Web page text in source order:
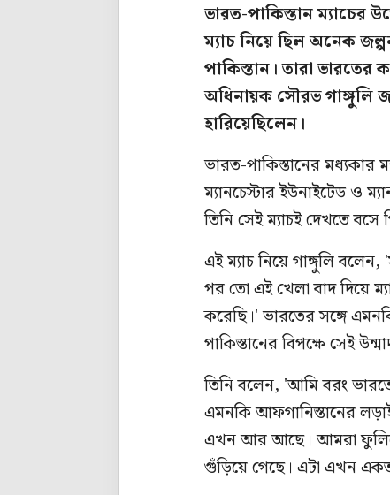
ভারত-পাকিস্তান ম্যাচের
ম্যাচ নিয়ে ছিল অনেক
পাকিস্তান। তারা
অধিনায়ক সৌরভ গাঙ্গুলি
হারিয়েছিলেন।
ভারত-পাকিস্তানের মধ্যকার
ম্যানচেস্টার ইউনাইটেড ও
তিনি সেই ম্যাচই দেখতে বসে
এই ম্যাচ নিয়ে গাঙ্গুলি
পর তো এই খেলা বাদ দিয়ে
করেছি।' ভারতের সঙ্গে
পাকিস্তানের বিপক্ষে সেই
তিনি বলেন, 'আমি বরং
এমনকি আফগানিস্তানের
এখন আর আছে। আমরা
গুঁড়িয়ে গেছে। এটা এখন